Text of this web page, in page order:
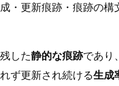
・更新痕跡・痕跡の構
した静的な痕跡であり
ず更新され続ける生成